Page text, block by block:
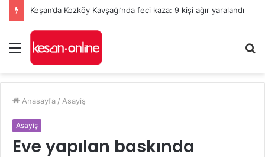
Keşan’da Kozköy Kavşağı’nda feci kaza: 9 kişi ağır yaralandı
Menü
...
Anasayfa / Asayiş
Asayiş
Eve yapılan baskında